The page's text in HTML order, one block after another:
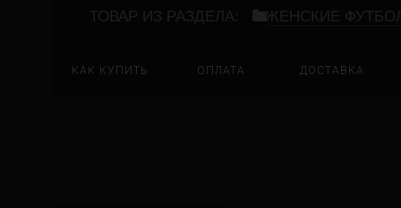
ТОВАР ИЗ РАЗДЕЛА: ЖЕНСКИЕ
КАК КУПИТЬ ОПЛАТА ДОСТАВКА